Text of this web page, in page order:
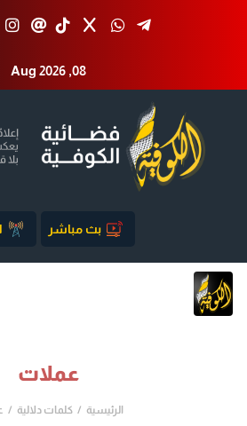
Aug 2026 ,08
بث مباشر
عملات
الرئيسية كلمات دلالية